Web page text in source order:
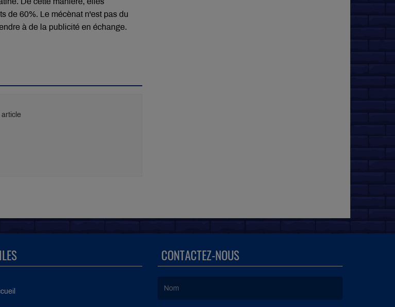
de 60%. Le mécènat n'est pas du
à de la publicité en échange.
CONTACTEZ-NOUS